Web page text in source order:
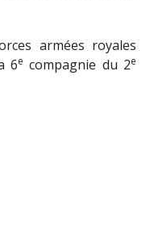
armées royales
6e compagnie du 2e